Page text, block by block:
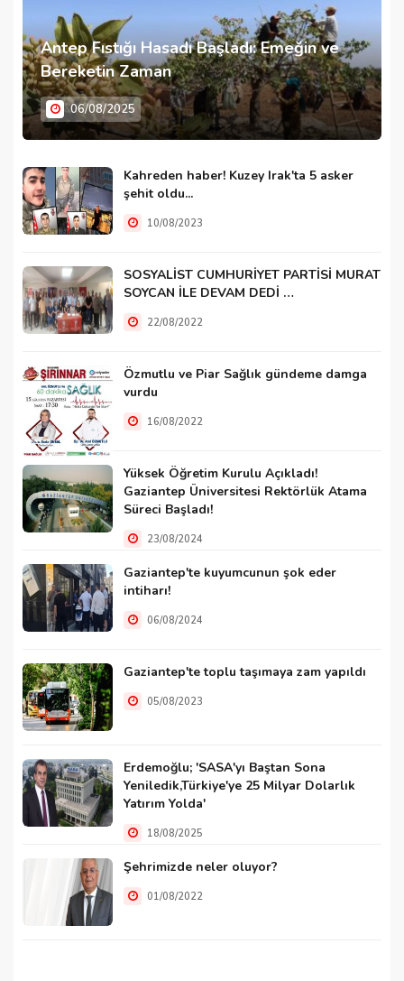
Antep Fıstığı Hasadı Başladı: Emeğin ve
Bereketin Zaman
06/08/2025
Kahreden haber! Kuzey Irak'ta 5 asker
şehit oldu...
10/08/2023
SOSYALİST CUMHURİYET PARTİSİ MURAT
SOYCAN İLE DEVAM DEDİ …
22/08/2022
Özmutlu ve Piar Sağlık gündeme damga
vurdu
16/08/2022
Yüksek Öğretim Kurulu Açıkladı!
Gaziantep Üniversitesi Rektörlük Atama
Süreci Başladı!
23/08/2024
Gaziantep'te kuyumcunun şok eder
intiharı!
06/08/2024
Gaziantep'te toplu taşımaya zam yapıldı
05/08/2023
Erdemoğlu; 'SASA'yı Baştan Sona
Yeniledik,Türkiye'ye 25 Milyar Dolarlık
Yatırım Yolda'
18/08/2025
Şehrimizde neler oluyor?
01/08/2022